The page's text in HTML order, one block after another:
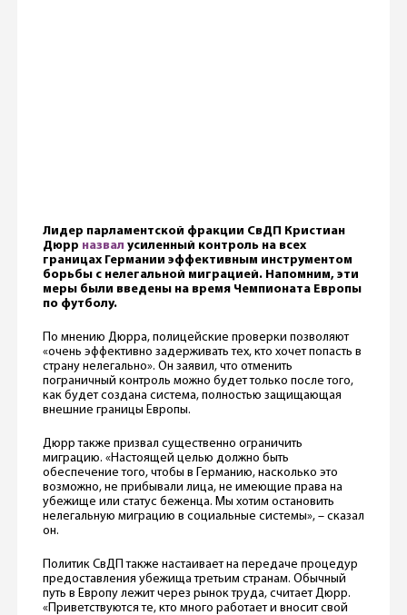
Лидер парламентской фракции СвДП Кристиан
Дюрр назвал усиленный контроль на всех
границах Германии эффективным инструментом
борьбы с нелегальной миграцией. Напомним, эти
меры были введены на время Чемпионата Европы
по футболу.
По мнению Дюрра, полицейские проверки позволяют
«очень эффективно задерживать тех, кто хочет попасть в
страну нелегально». Он заявил, что отменить
пограничный контроль можно будет только после того,
как будет создана система, полностью защищающая
внешние границы Европы.
Дюрр также призвал существенно ограничить
миграцию. «Настоящей целью должно быть
обеспечение того, чтобы в Германию, насколько это
возможно, не прибывали лица, не имеющие права на
убежище или статус беженца. Мы хотим остановить
нелегальную миграцию в социальные системы», – сказал
он.
Политик СвДП также настаивает на передаче процедур
предоставления убежища третьим странам. Обычный
путь в Европу лежит через рынок труда, считает Дюрр.
«Приветствуются те, кто много работает и вносит свой